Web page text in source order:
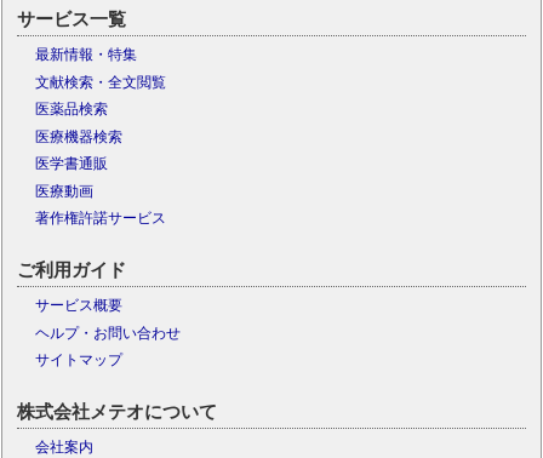
サービス一覧
最新情報・特集
文献検索・全文閲覧
医薬品検索
医療機器検索
医学書通販
医療動画
著作権許諾サービス
ご利用ガイド
サービス概要
ヘルプ・お問い合わせ
サイトマップ
株式会社メテオについて
会社案内